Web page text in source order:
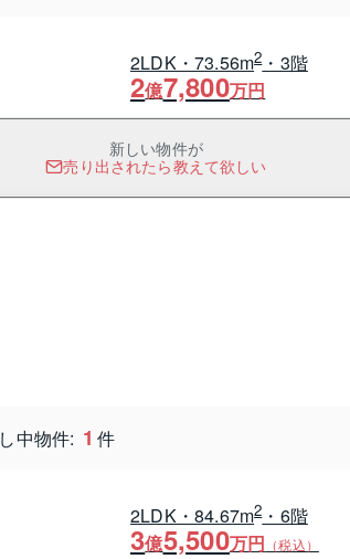
2LDK・73.56m2・3階
2億7,800万円
新しい物件が
売り出されたら教えて欲しい
1 / 0
中物件: 1 件
2LDK・84.67m2・6階
3億5,500万円 （税込）